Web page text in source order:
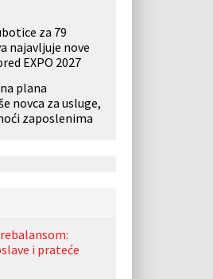
za 79
najavljuje nove
EXPO 2027
plana
novca za usluge,
zaposlenima
i prateće